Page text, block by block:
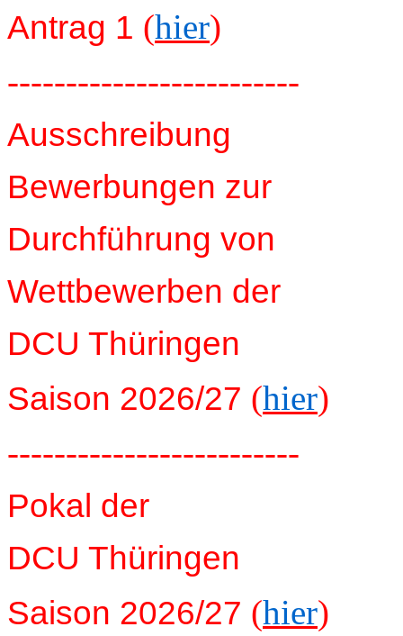
Antrag 1 (hier)
-------------------------
Ausschreibung
Bewerbungen zur
Durchführung von
Wettbewerben der
DCU Thüringen
Saison 2026/27 (hier)
-------------------------
Pokal der
DCU Thüringen
Saison 2026/27 (hier)